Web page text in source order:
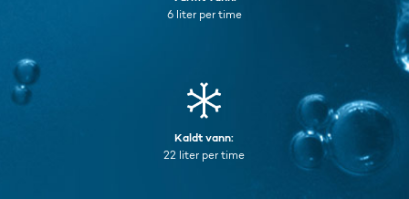
6 liter per time
Kaldt vann:
22 liter per time